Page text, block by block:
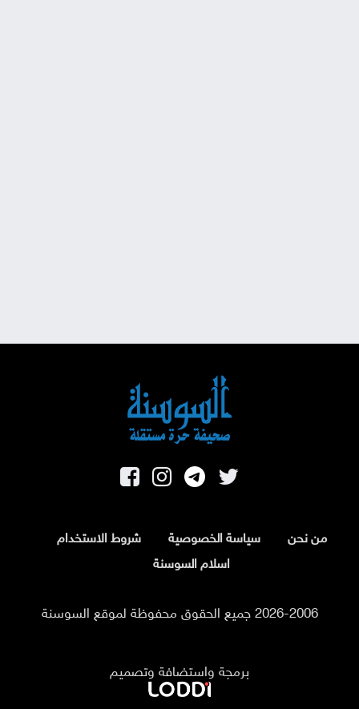
من نحن سياسة الخصوصية
شروط الاستخدام
اسلام السوسنة
2026-2006 جميع الحقوق محفوظة لموقع السوسنة
برمجة واستضافة وتصميم